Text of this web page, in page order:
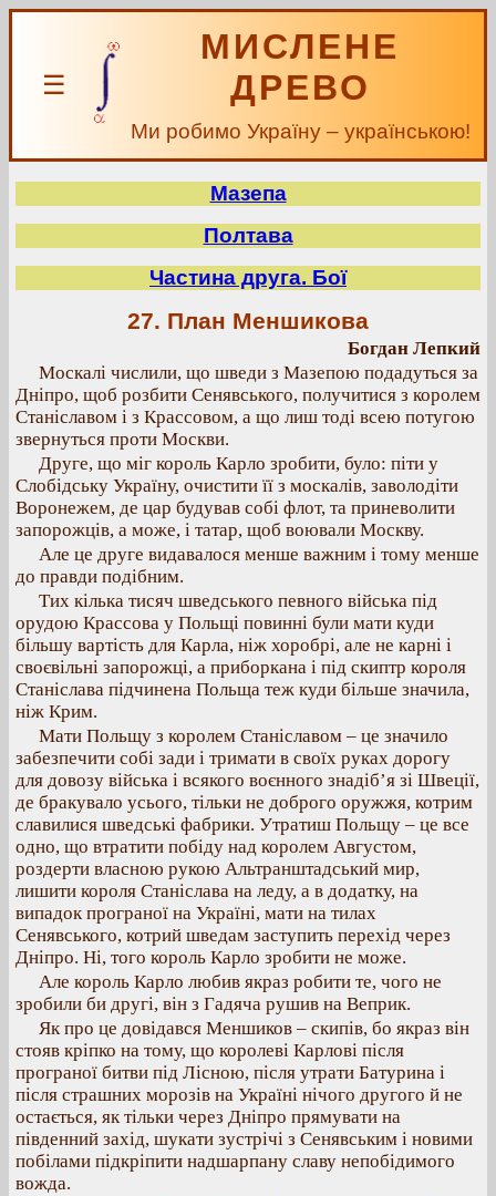
☰
МИСЛЕНЕ
ДРЕВО
Ми робимо Україну – українською!
Мазепа
Полтава
Частина друга. Бої
27. План Меншикова
Богдан Лепкий
Москалі числили, що шведи з Мазепою подадуться за
Дніпро, щоб розбити Сенявського, получитися з королем
Станіславом і з Крассовом, а що лиш тоді всею потугою
звернуться проти Москви.
Друге, що міг король Карло зробити, було: піти у
Слобідську Україну, очистити її з москалів, заволодіти
Воронежем, де цар будував собі флот, та приневолити
запорожців, а може, і татар, щоб воювали Москву.
Але це друге видавалося менше важним і тому менше
до правди подібним.
Тих кілька тисяч шведського певного війська під
орудою Крассова у Польщі повинні були мати куди
більшу вартість для Карла, ніж хоробрі, але не карні і
своєвільні запорожці, а приборкана і під скиптр короля
Станіслава підчинена Польща теж куди більше значила,
ніж Крим.
Мати Польщу з королем Станіславом – це значило
забезпечити собі зади і тримати в своїх руках дорогу
для довозу війська і всякого воєнного знадіб’я зі Швеції,
де бракувало усього, тільки не доброго оружжя, котрим
славилися шведські фабрики. Утратиш Польщу – це все
одно, що втратити побіду над королем Августом,
роздерти власною рукою Альтранштадський мир,
лишити короля Станіслава на леду, а в додатку, на
випадок програної на Україні, мати на тилах
Сенявського, котрий шведам заступить перехід через
Дніпро. Ні, того король Карло зробити не може.
Але король Карло любив якраз робити те, чого не
зробили би другі, він з Гадяча рушив на Веприк.
Як про це довідався Меншиков – скипів, бо якраз він
стояв кріпко на тому, що королеві Карлові після
програної битви під Лісною, після утрати Батурина і
після страшних морозів на Україні нічого другого й не
остається, як тільки через Дніпро прямувати на
південний захід, шукати зустрічі з Сенявським і новими
побілами підкріпити надшарпану славу непобідимого
вожда.